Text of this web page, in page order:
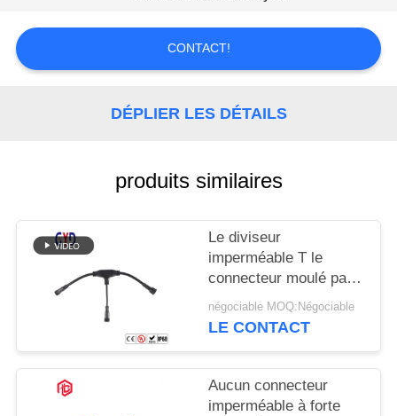
PRIVACY
POLICY
CONTACT!
DÉPLIER LES DÉTAILS
produits similaires
Le diviseur
imperméable T le
connecteur moulé par
manière des
connecteurs 3 de fil de
négociable MOQ:Négociable
LE CONTACT
Aucun connecteur
imperméable à forte